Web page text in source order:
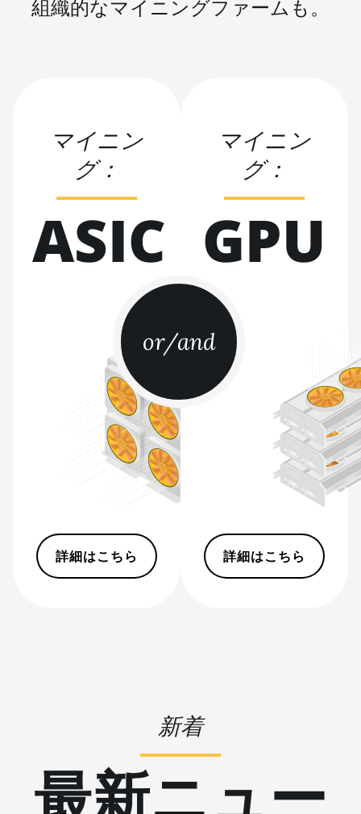
BITMAIN AntMiner S21 XP Hyd
Hyd (500Th)
BITMAIN AntMiner S21+
(216Th)
BITMAIN AntMiner S21+ Hyd
(319Th)
BITMAIN AntMiner S21e XP
BITMAIN AntMiner S21e XP
Hyd 3U (860Th)
BITMAIN AntMiner S21j XP Hyd
(495Th/s)
BITMAIN AntMiner S9
BITMAIN AntMiner S9 SE
BITMAIN AntMiner S9i
BITMAIN AntMiner S9j
BITMAIN AntMiner T15
BITMAIN AntMiner T17
BITMAIN AntMiner Z11e
BITMAIN AntMiner Z11j
BITMAIN AntMiner Z15
BITMAIN AntMiner Z15 Pro
組織的なマイニングファームも。
or/and
マイニン
グ：
ASIC
詳細はこちら
マイニン
グ：
GPU
詳細はこちら
新着
最新ニュー